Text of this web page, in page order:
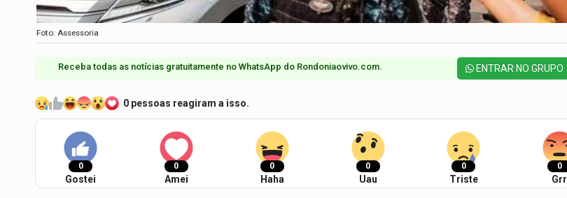
Foto: Assessoria
Receba todas as notícias gratuitamente no WhatsApp do Rondoniaovivo.com.​ ENTRAR NO GRUPO
0 pessoas reagiram a isso.
0
Gostei
0
Amei
0
Haha
0
Uau
0
Triste
0
Grr